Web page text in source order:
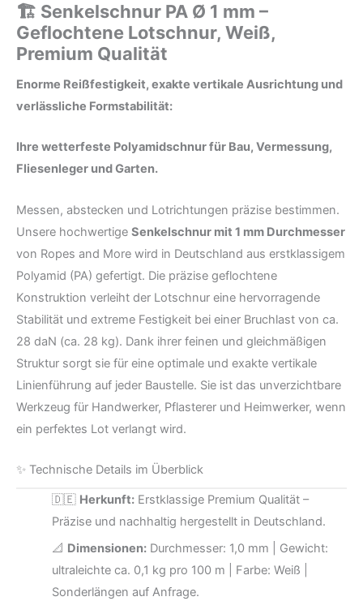
🏗️ Senkelschnur PA Ø 1 mm –
Geflochtene Lotschnur, Weiß,
Premium Qualität
Enorme Reißfestigkeit, exakte vertikale Ausrichtung und
verlässliche Formstabilität:
Ihre wetterfeste Polyamidschnur für Bau, Vermessung,
Fliesenleger und Garten.
Messen, abstecken und Lotrichtungen präzise bestimmen.
Unsere hochwertige Senkelschnur mit 1 mm Durchmesser
von Ropes and More wird in Deutschland aus erstklassigem
Polyamid (PA) gefertigt. Die präzise geflochtene
Konstruktion verleiht der Lotschnur eine hervorragende
Stabilität und extreme Festigkeit bei einer Bruchlast von ca.
28 daN (ca. 28 kg). Dank ihrer feinen und gleichmäßigen
Struktur sorgt sie für eine optimale und exakte vertikale
Linienführung auf jeder Baustelle. Sie ist das unverzichtbare
Werkzeug für Handwerker, Pflasterer und Heimwerker, wenn
ein perfektes Lot verlangt wird.
✨ Technische Details im Überblick
🇩🇪 Herkunft:Erstklassige Premium Qualität –
Präzise und nachhaltig hergestellt in Deutschland.
📐 Dimensionen:Durchmesser: 1,0 mm | Gewicht:
ultraleichte ca. 0,1 kg pro 100 m | Farbe: Weiß |
Sonderlängen auf Anfrage.